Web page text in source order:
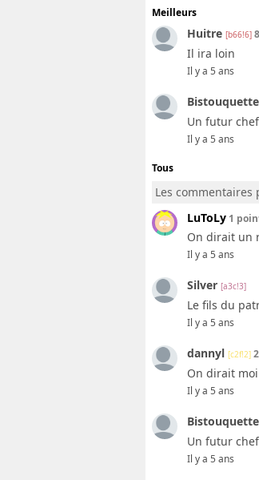
Meilleurs
Huitre [b66!6]
Il ira loin
Il y a 5 ans
Bistouquette
Un futur chef
Il y a 5 ans
Tous
Les
LuToLy 1
On dirait un
Il y a 5 ans
Silver [a3c!3]
Le fils du
Il y a 5 ans
dannyl [c2f!2]
On dirait
Il y a 5 ans
Bistouquette
Un futur chef
Il y a 5 ans